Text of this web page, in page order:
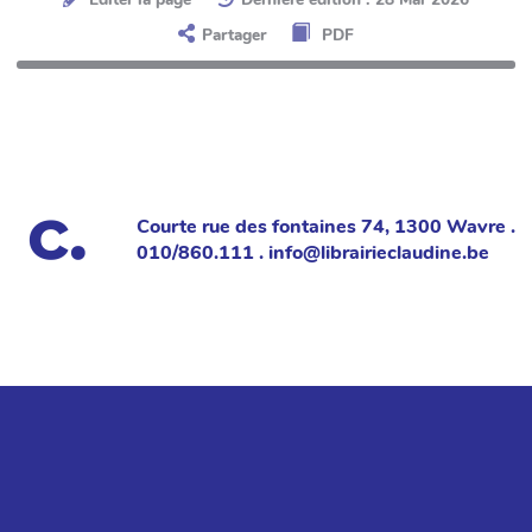
Partager
PDF
Courte rue des fontaines 74, 1300 Wavre .
010/860.111 . info@librairieclaudine.be